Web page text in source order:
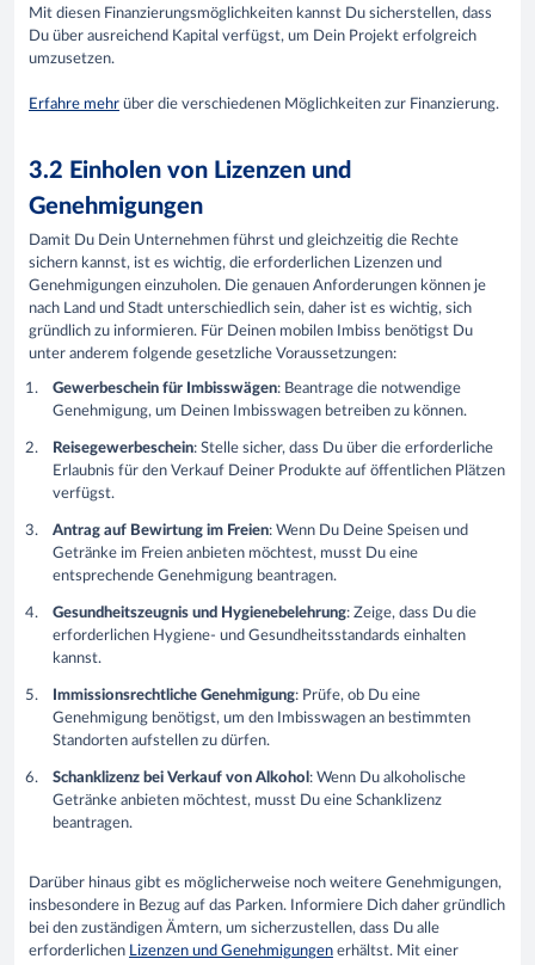
Mit diesen Finanzierungsmöglichkeiten kannst Du sicherstellen, dass
Du über ausreichend Kapital verfügst, um Dein Projekt erfolgreich
umzusetzen.
Erfahre mehr über die verschiedenen Möglichkeiten zur Finanzierung.
3.2 Einholen von Lizenzen und
Genehmigungen
Damit Du Dein Unternehmen führst und gleichzeitig die Rechte
sichern kannst, ist es wichtig, die erforderlichen Lizenzen und
Genehmigungen einzuholen. Die genauen Anforderungen können je
nach Land und Stadt unterschiedlich sein, daher ist es wichtig, sich
gründlich zu informieren. Für Deinen mobilen Imbiss benötigst Du
unter anderem folgende gesetzliche Voraussetzungen:
Gewerbeschein für Imbisswägen: Beantrage die notwendige
Genehmigung, um Deinen Imbisswagen betreiben zu können.
Reisegewerbeschein: Stelle sicher, dass Du über die erforderliche
Erlaubnis für den Verkauf Deiner Produkte auf öffentlichen Plätzen
verfügst.
Antrag auf Bewirtung im Freien: Wenn Du Deine Speisen und
Getränke im Freien anbieten möchtest, musst Du eine
entsprechende Genehmigung beantragen.
Gesundheitszeugnis und Hygienebelehrung: Zeige, dass Du die
erforderlichen Hygiene- und Gesundheitsstandards einhalten
kannst.
Immissionsrechtliche Genehmigung: Prüfe, ob Du eine
Genehmigung benötigst, um den Imbisswagen an bestimmten
Standorten aufstellen zu dürfen.
Schanklizenz bei Verkauf von Alkohol : Wenn Du alkoholische
Getränke anbieten möchtest, musst Du eine Schanklizenz
beantragen.
Darüber hinaus gibt es möglicherweise noch weitere Genehmigungen,
insbesondere in Bezug auf das Parken. Informiere Dich daher gründlich
bei den zuständigen Ämtern, um sicherzustellen, dass Du alle
erforderlichen Lizenzen und Genehmigungen erhältst. Mit einer